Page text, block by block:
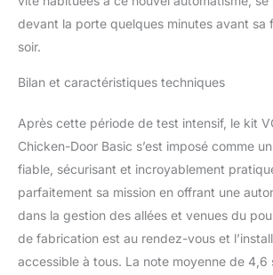
devant la porte quelques minutes avant sa
soir.
Bilan et caractéristiques techniques
Après cette période de test intensif, le kit
Chicken-Door Basic s’est imposé comme
fiable, sécurisant et incroyablement
parfaitement sa mission en offrant une
dans la gestion des allées et venues du
de fabrication est au rendez-vous et
accessible à tous. La note moyenne de 4,6